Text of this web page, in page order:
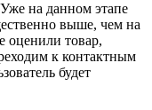
Уже на данном этапе
выше, чем на
оценили товар,
к контактным
будет